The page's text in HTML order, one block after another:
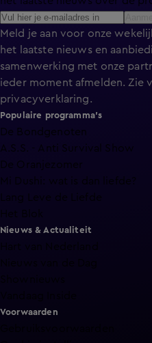
Meld je aan voor onze
het laatste nieuws en
samenwerking met onze
ieder moment afmelden. Zie
privacyverklaring.
Populaire programma's
De Bondgenoten
A.S.S. - Anti Survival Show
De Oranjezomer
Mi Dushi: wat is dan liefde?
Lang Leve de Liefde
Het Blok
Nieuws & Actualiteit
Voorwaarden